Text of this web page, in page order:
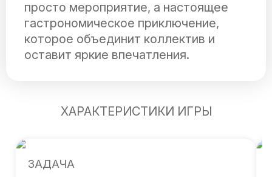
просто мероприятие, а настоящее
гастрономическое приключение,
которое объединит коллектив и
оставит яркие впечатления.
ХАРАКТЕРИСТИКИ ИГРЫ
ЗАДАЧА